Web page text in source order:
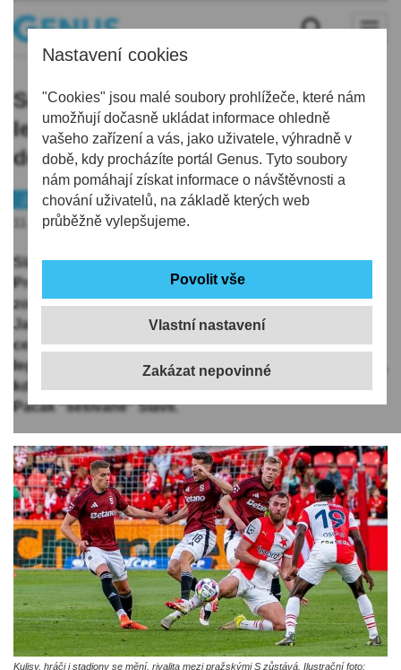
Nastavení cookies
"Cookies" jsou malé soubory prohlížeče, které nám
umožňují dočasně ukládat informace ohledně
vašeho zařízení a vás, jako uživatele, výhradně v
době, kdy procházíte portál Genus. Tyto soubory
nám pomáhají získat informace o návštěvnosti a
chování uživatelů, na základě kterých web
průběžně vylepšujeme.
Vlastní nastavení
Smržovka po 60 letech oživí
legendární trakařovou jízdu na
derby Sparty a Slavie
Jablonecko
Zajímavost
11.08.2025 | 14:36
Slavnou trakařovou jízdu za fotbalovým zápasem do
Prahy dlouhou 145 kilometrů na přelomu září a října
zopakují po 60 letech nadšenci ze Smržovky u
Jablonce nad Nisou. Stejně jako v roce 1965 je čeká
cesta na derby mezi Spartou a Slavií. Připomenou tím
legendární sázku dvou smržovských fanoušků a rivalů,
kdy Antonín Pavlíček fandil "rudé" Spartě a František
Pacák "sešívané" Slavii.
Kulisy, hráči i stadiony se mění, rivalita mezi pražskými S zůstává. Ilustrační foto: